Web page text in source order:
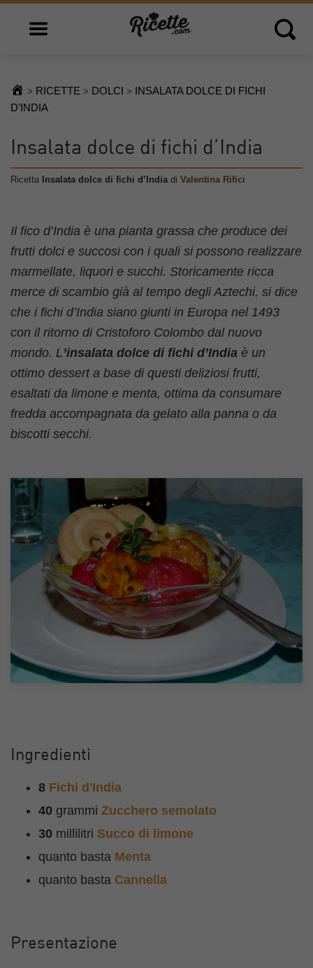
Open main menu Open
> RICETTE > DOLCI >
INSALATA DOLCE DI FICHI
D’INDIA
Insalata dolce di fichi d’India
Ricetta Insalata dolce di fichi d’India di Valentina Rifici
Il fico d’India è una pianta grassa che produce dei
frutti dolci e succosi con i quali si possono realizzare
marmellate, liquori e succhi. Storicamente ricca
merce di scambio già al tempo degli Aztechi, si dice
che i fichi d’India siano giunti in Europa nel 1493
con il ritorno di Cristoforo Colombo dal nuovo
mondo. L’insalata dolce di fichi d’India è un
ottimo dessert a base di questi deliziosi frutti,
esaltati da limone e menta, ottima da consumare
fredda accompagnata da gelato alla panna o da
biscotti secchi.
Ingredienti
8 Fichi d'India
40 grammi Zucchero semolato
30 millilitri Succo di limone
quanto basta Menta
quanto basta Cannella
Presentazione